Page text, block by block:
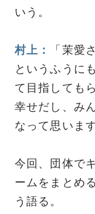
いう。
村上：
「茉愛
というふうに
て目指しても
幸せだし、み
なって思います
今回、団体で
ームをまとめ
う語る。